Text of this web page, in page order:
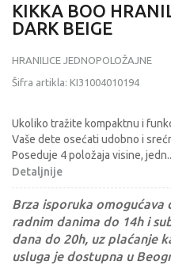
KIKKA BOO
DARK BEIGE
HRANILICE JEDNOPOLOŽAJNE
Šifra artikla: KI31004010194
Ukoliko tražite kompaktnu i
Vaše dete osećati udobno i
Poseduje 4 položaja visine, jedn
Detaljnije
Brza isporuka omogućava
radnim danima do 14h i
dana do 20h, uz plaćanje
usluga je dostupna u